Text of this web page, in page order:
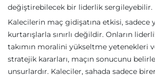
değiştirebilecek bir liderlik sergileyebilir.
Kalecilerin maç gidişatına etkisi, sadece
kurtarışlarla sınırlı değildir. Onların
takımın moralini yükseltme yetenekleri
stratejik kararları, maçın sonucunu
unsurlardır. Kaleciler, sahada sadece